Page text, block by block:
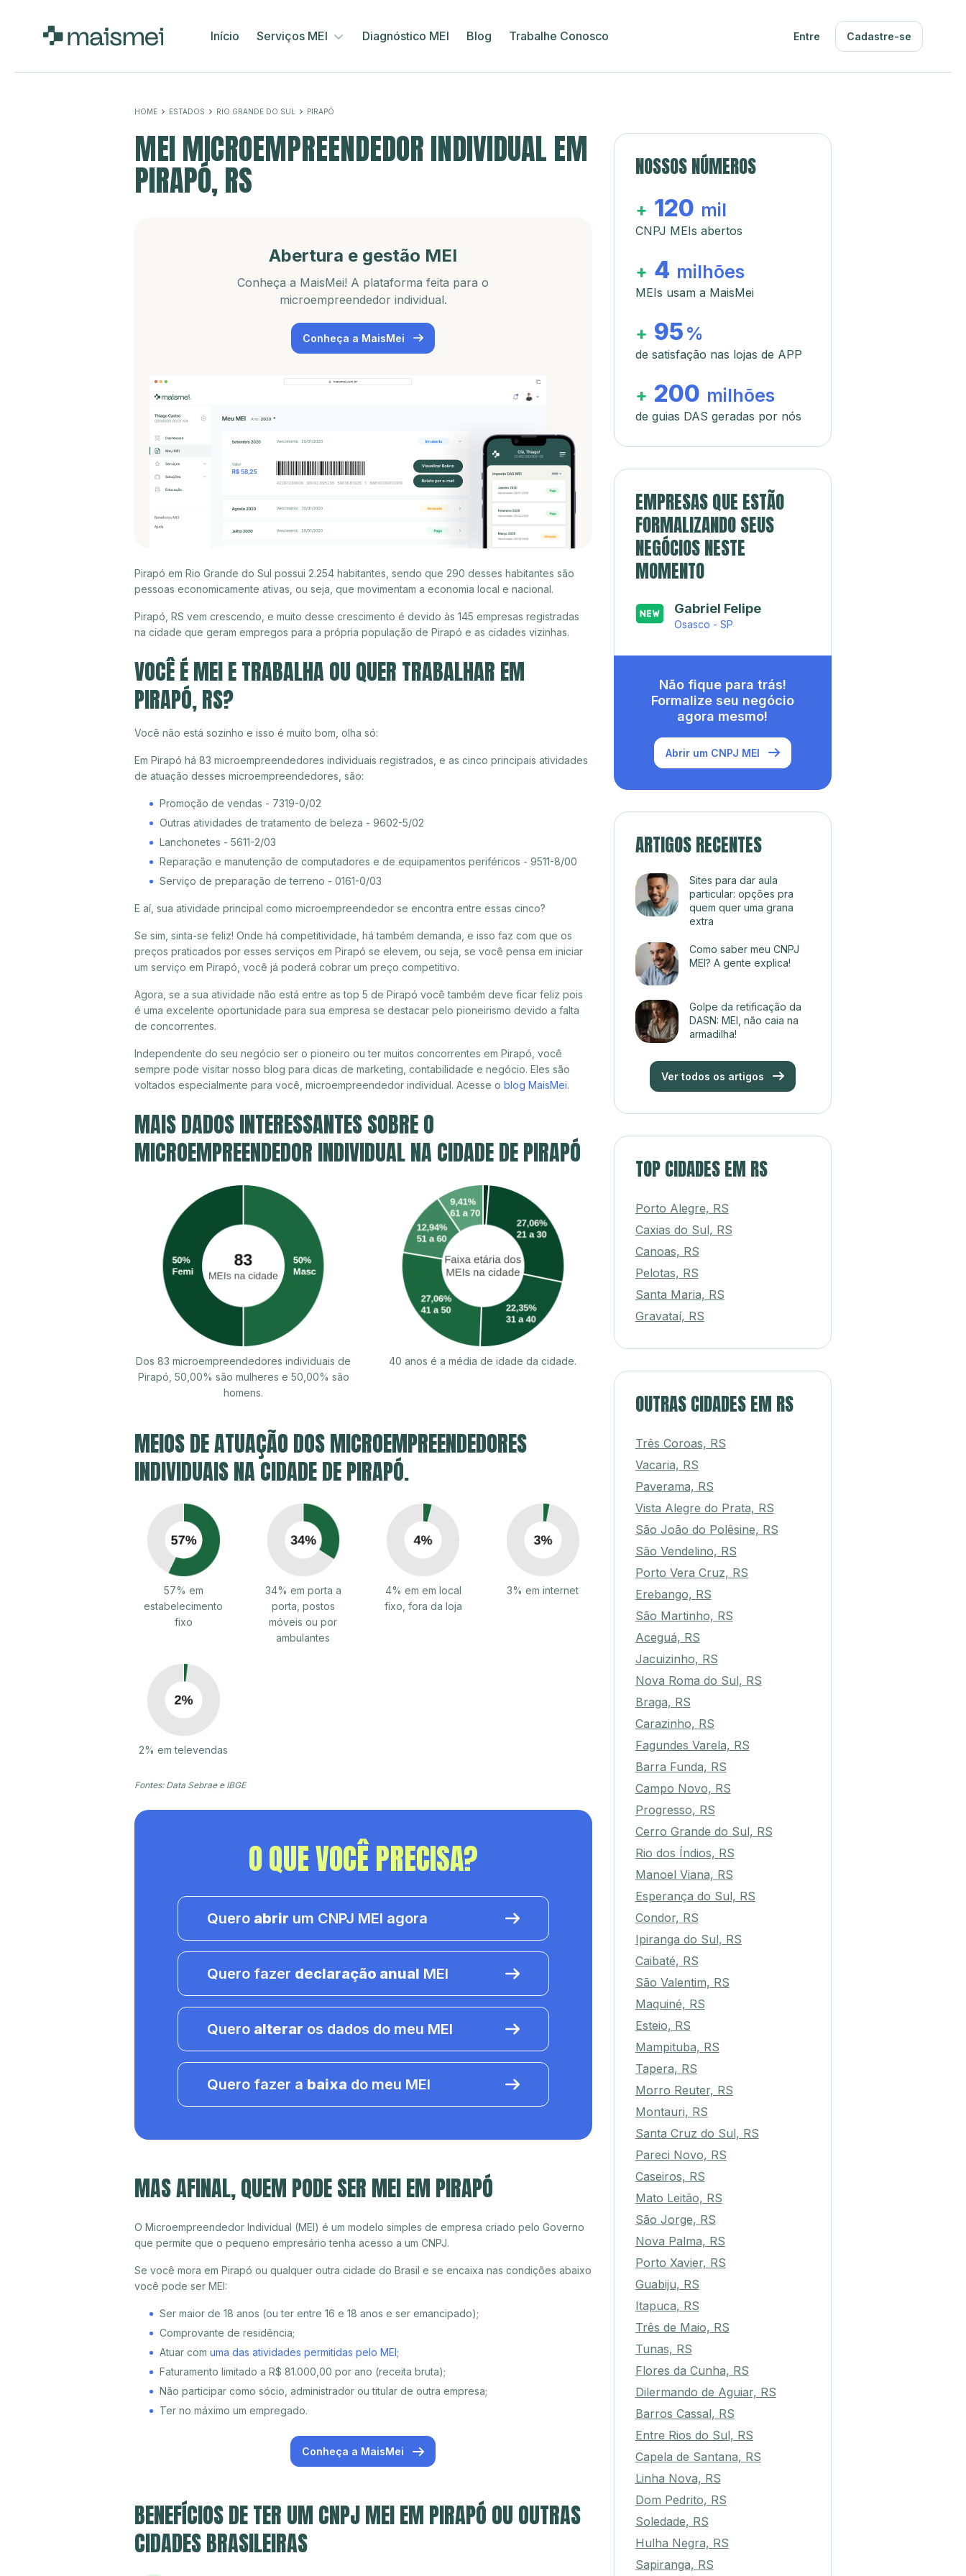
Início Serviços MEI Diagnóstico MEI Blog Trabalhe Conosco Entre Cadastre-se
HOME ESTADOS RIO GRANDE DO SUL PIRAPÓ
MEI MICROEMPREENDEDOR INDIVIDUAL EM
PIRAPÓ, RS
Abertura e gestão MEI
Conheça a MaisMei! A plataforma feita para o
microempreendedor individual.
Conheça a MaisMei
Pirapó em Rio Grande do Sul possui 2.254 habitantes, sendo que 290 desses habitantes são
pessoas economicamente ativas, ou seja, que movimentam a economia local e nacional.
Pirapó, RS vem crescendo, e muito desse crescimento é devido às 145 empresas registradas
na cidade que geram empregos para a própria população de Pirapó e as cidades vizinhas.
VOCÊ É MEI E TRABALHA OU QUER TRABALHAR EM
PIRAPÓ, RS?
Você não está sozinho e isso é muito bom, olha só:
Em Pirapó há 83 microempreendedores individuais registrados, e as cinco principais atividades
de atuação desses microempreendedores, são:
Promoção de vendas - 7319-0/02
Outras atividades de tratamento de beleza - 9602-5/02
Lanchonetes - 5611-2/03
Reparação e manutenção de computadores e de equipamentos periféricos - 9511-8/00
Serviço de preparação de terreno - 0161-0/03
E aí, sua atividade principal como microempreendedor se encontra entre essas cinco?
Se sim, sinta-se feliz! Onde há competitividade, há também demanda, e isso faz com que os
preços praticados por esses serviços em Pirapó se elevem, ou seja, se você pensa em iniciar
um serviço em Pirapó, você já poderá cobrar um preço competitivo.
Agora, se a sua atividade não está entre as top 5 de Pirapó você também deve ficar feliz pois
é uma excelente oportunidade para sua empresa se destacar pelo pioneirismo devido a falta
de concorrentes.
Independente do seu negócio ser o pioneiro ou ter muitos concorrentes em Pirapó, você
sempre pode visitar nosso blog para dicas de marketing, contabilidade e negócio. Eles são
voltados especialmente para você, microempreendedor individual. Acesse o blog MaisMei.
MAIS DADOS INTERESSANTES SOBRE O
MICROEMPREENDEDOR INDIVIDUAL NA CIDADE DE PIRAPÓ
Dos 83 microempreendedores individuais de
Pirapó, 50,00% são mulheres e 50,00% são
homens.
40 anos é a média de idade da cidade.
MEIOS DE ATUAÇÃO DOS MICROEMPREENDEDORES
INDIVIDUAIS NA CIDADE DE PIRAPÓ.
57% em
estabelecimento
fixo
34% em porta a
porta, postos
móveis ou por
ambulantes
4% em em local
fixo, fora da loja
3% em internet
2% em televendas
Fontes: Data Sebrae e IBGE
O QUE VOCÊ PRECISA?
Quero abrir um CNPJ MEI agora
Quero fazer declaração anual MEI
Quero alterar os dados do meu MEI
Quero fazer a baixa do meu MEI
MAS AFINAL, QUEM PODE SER MEI EM PIRAPÓ
O Microempreendedor Individual (MEI) é um modelo simples de empresa criado pelo Governo
que permite que o pequeno empresário tenha acesso a um CNPJ.
Se você mora em Pirapó ou qualquer outra cidade do Brasil e se encaixa nas condições abaixo
você pode ser MEI:
Ser maior de 18 anos (ou ter entre 16 e 18 anos e ser emancipado);
Comprovante de residência;
Atuar com uma das atividades permitidas pelo MEI;
Faturamento limitado a R$ 81.000,00 por ano (receita bruta);
Não participar como sócio, administrador ou titular de outra empresa;
Ter no máximo um empregado.
Conheça a MaisMei
BENEFÍCIOS DE TER UM CNPJ MEI EM PIRAPÓ OU OUTRAS
CIDADES BRASILEIRAS
NOSSOS NÚMEROS
+ 120 mil
CNPJ MEIs abertos
+ 4 milhões
MEIs usam a MaisMei
+ 95 %
de satisfação nas lojas de APP
+ 200 milhões
de guias DAS geradas por nós
EMPRESAS QUE ESTÃO
FORMALIZANDO SEUS
NEGÓCIOS NESTE
MOMENTO
Gabriel Felipe
Osasco - SP
Não fique para trás!
Formalize seu negócio
agora mesmo!
Abrir um CNPJ MEI
ARTIGOS RECENTES
Sites para dar aula
particular: opções pra
quem quer uma grana
extra
Como saber meu CNPJ
MEI? A gente explica!
Golpe da retificação da
DASN: MEI, não caia na
armadilha!
Ver todos os artigos
TOP CIDADES EM RS
Porto Alegre, RS
Caxias do Sul, RS
Canoas, RS
Pelotas, RS
Santa Maria, RS
Gravataí, RS
OUTRAS CIDADES EM RS
Três Coroas, RS
Vacaria, RS
Paverama, RS
Vista Alegre do Prata, RS
São João do Polêsine, RS
São Vendelino, RS
Porto Vera Cruz, RS
Erebango, RS
São Martinho, RS
Aceguá, RS
Jacuizinho, RS
Nova Roma do Sul, RS
Braga, RS
Carazinho, RS
Fagundes Varela, RS
Barra Funda, RS
Campo Novo, RS
Progresso, RS
Cerro Grande do Sul, RS
Rio dos Índios, RS
Manoel Viana, RS
Esperança do Sul, RS
Condor, RS
Ipiranga do Sul, RS
Caibaté, RS
São Valentim, RS
Maquiné, RS
Esteio, RS
Mampituba, RS
Tapera, RS
Morro Reuter, RS
Montauri, RS
Santa Cruz do Sul, RS
Pareci Novo, RS
Caseiros, RS
Mato Leitão, RS
São Jorge, RS
Nova Palma, RS
Porto Xavier, RS
Guabiju, RS
Itapuca, RS
Três de Maio, RS
Tunas, RS
Flores da Cunha, RS
Dilermando de Aguiar, RS
Barros Cassal, RS
Entre Rios do Sul, RS
Capela de Santana, RS
Linha Nova, RS
Dom Pedrito, RS
Soledade, RS
Hulha Negra, RS
Sapiranga, RS